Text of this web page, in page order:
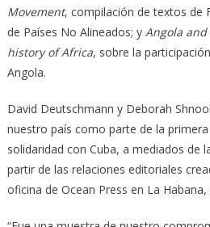
Movement, compilación de textos de
de Países No Alineados; y Angola
history of Africa, sobre la
Angola.
David Deutschmann y Deborah
nuestro país como parte de la
solidaridad con Cuba, a mediados de
partir de las relaciones editoriales
oficina de Ocean Press en La Habana,